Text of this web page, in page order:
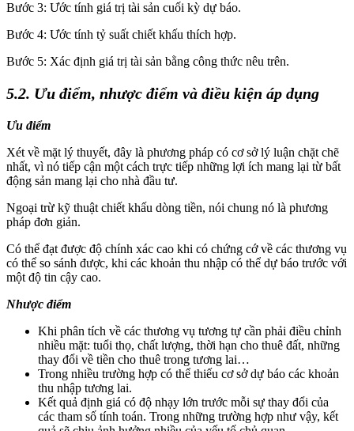
Bước 3: Ước tính giá trị tài sản cuối kỳ dự báo.
Bước 4: Ước tính tỷ suất chiết khấu thích hợp.
Bước 5: Xác định giá trị tài sản bằng công thức nêu trên.
5.2. Ưu điểm, nhược điểm và điều kiện áp dụng
Ưu điểm
Xét về mặt lý thuyết, đây là phương pháp có cơ sở lý luận chặt chẽ
nhất, vì nó tiếp cận một cách trực tiếp những lợi ích mang lại từ bất
động sản mang lại cho nhà đầu tư.
Ngoại trừ kỹ thuật chiết khấu dòng tiền, nói chung nó là phương
pháp đơn giản.
Có thể đạt được độ chính xác cao khi có chứng cớ về các thương vụ
có thể so sánh được, khi các khoản thu nhập có thể dự báo trước với
một độ tin cậy cao.
Nhược điểm
Khi phân tích về các thương vụ tương tự cần phải điều chỉnh
nhiều mặt: tuổi thọ, chất lượng, thời hạn cho thuê đất, những
thay đổi về tiền cho thuê trong tương lai…
Trong nhiều trường hợp có thể thiếu cơ sở dự báo các khoản
thu nhập tương lai.
Kết quả định giá có độ nhạy lớn trước mỗi sự thay đổi của
các tham số tính toán. Trong những trường hợp như vậy, kết